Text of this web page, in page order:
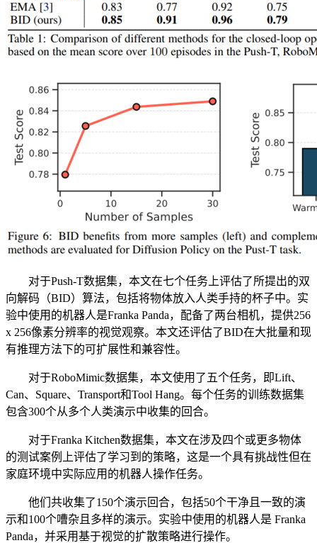
对于Push-T数据集，本文在七个任务上评估了所提出的双
向解码（BID）算法，包括将物体放入人类手持的杯子中。实
验中使用的机器人是Franka Panda，配备了两台相机，提供256
x 256像素分辨率的视觉观察。本文还评估了BID在大批量和现
有推理方法下的可扩展性和兼容性。
对于RoboMimic数据集，本文使用了五个任务，即Lift、
Can、Square、Transport和Tool Hang。每个任务的训练数据集
包含300个从多个人类演示中收集的回合。
对于Franka Kitchen数据集，本文在涉及四个或更多物体
的测试案例上评估了学习到的策略，这是一个具有挑战性但在
家庭环境中实际应用的机器人操作任务。
他们共收集了150个演示回合，包括50个干净且一致的演
示和100个嘈杂且多样的演示。实验中使用的机器人是 Franka
Panda，并采用基于视觉的扩散策略进行操作。